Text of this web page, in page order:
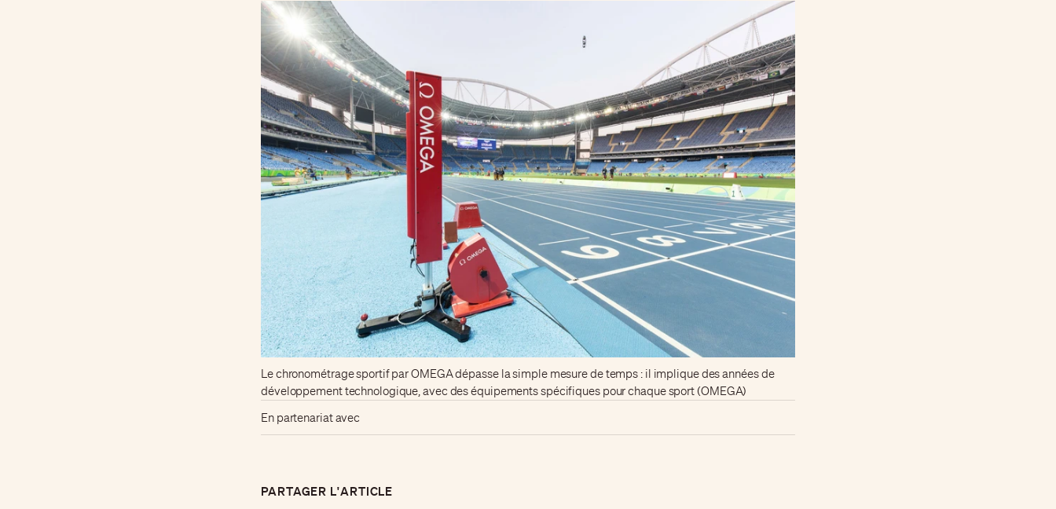
Le chronométrage sportif par OMEGA dépasse la simple mesure de temps : il implique des années de
développement technologique, avec des équipements spécifiques pour chaque sport (OMEGA)
En partenariat avec
PARTAGER L'ARTICLE